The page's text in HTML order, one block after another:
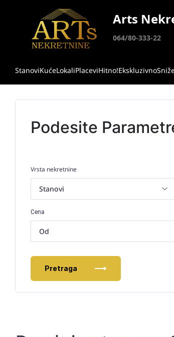
Arts
064/80-333-22
StanoviKućeLokaliPlaceviHitno!Ekskluzivno
Podesite
Vrsta nekretnine
Cena
Pretraga